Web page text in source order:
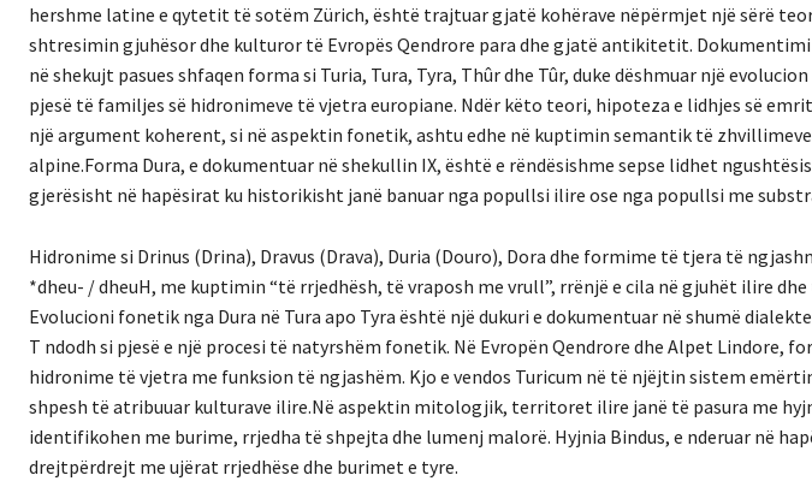
hershme latine e qytetit të sotëm Zürich, është trajtuar gjatë kohërave nëpërmjet një sërë
shtresimin gjuhësor dhe kulturor të Evropës Qendrore para dhe gjatë antikitetit. Dokumentimi
në shekujt pasues shfaqen forma si Turia, Tura, Tyra, Thûr dhe Tûr, duke dëshmuar një
pjesë të familjes së hidronimeve të vjetra europiane. Ndër këto teori, hipoteza e lidhjes së
një argument koherent, si në aspektin fonetik, ashtu edhe në kuptimin semantik të
alpine.Forma Dura, e dokumentuar në shekullin IX, është e rëndësishme sepse lidhet
gjerësisht në hapësirat ku historikisht janë banuar nga popullsi ilire ose nga popullsi me
Hidronime si Drinus (Drina), Dravus (Drava), Duria (Douro), Dora dhe formime të tjera të
*dheu- / dheuH, me kuptimin “të rrjedhësh, të vraposh me vrull”, rrënjë e cila në gjuhët ilire
Evolucioni fonetik nga Dura në Tura apo Tyra është një dukuri e dokumentuar në shumë
T ndodh si pjesë e një procesi të natyrshëm fonetik. Në Evropën Qendrore dhe Alpet Lindore,
hidronime të vjetra me funksion të ngjashëm. Kjo e vendos Turicum në të njëjtin sistem
shpesh të atribuuar kulturave ilire.Në aspektin mitologjik, territoret ilire janë të pasura me
identifikohen me burime, rrjedha të shpejta dhe lumenj malorë. Hyjnia Bindus, e nderuar në
drejtpërdrejt me ujërat rrjedhëse dhe burimet e tyre.